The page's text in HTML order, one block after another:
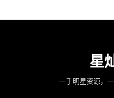
星
一手明星资源，